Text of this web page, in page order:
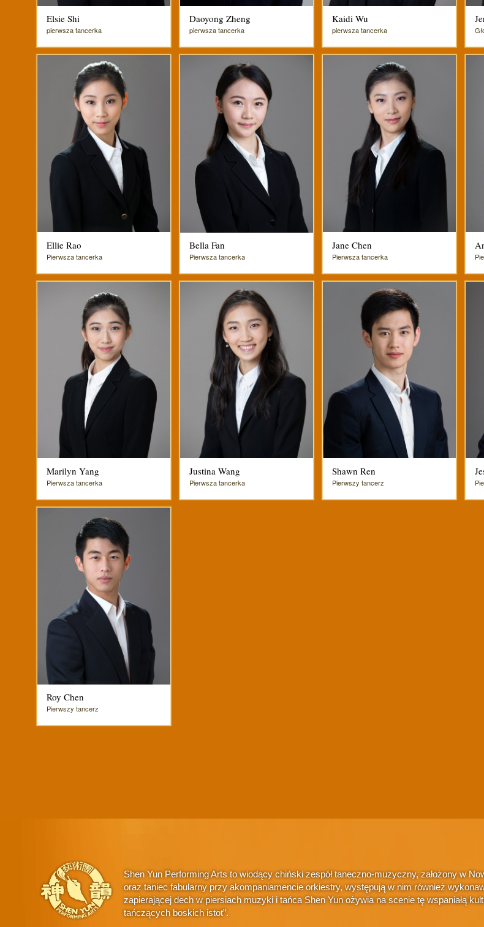
Elsie Shi
pierwsza tancerka
Daoyong Zheng
pierwsza tancerka
Kaidi Wu
pierwsza tancerka
Ellie Rao
Pierwsza tancerka
Bella Fan
Pierwsza tancerka
Jane Chen
Pierwsza tancerka
Marilyn Yang
Pierwsza tancerka
Justina Wang
Pierwsza tancerka
Shawn Ren
Pierwszy tancerz
Roy Chen
Pierwszy tancerz
Shen Yun Performing Arts to wiodący chiński zespół taneczno-muzyczny, założony w
oraz taniec fabularny przy akompaniamencie orkiestry, występują w nim również
zapierającej dech w piersiach muzyki i tańca Shen Yun ożywia na scenie tę wspaniałą
tańczących boskich istot”.